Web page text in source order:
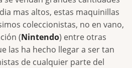
mas altos, estas maquinillas
coleccionistas, no en vano,
(Nintendo) entre otras
las ha hecho llegar a ser tan
de cualquier parte del